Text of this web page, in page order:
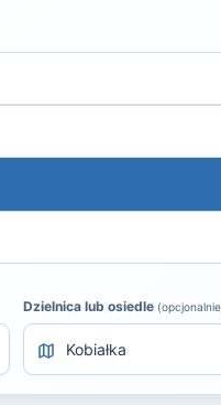
Dzielnica lub osiedle